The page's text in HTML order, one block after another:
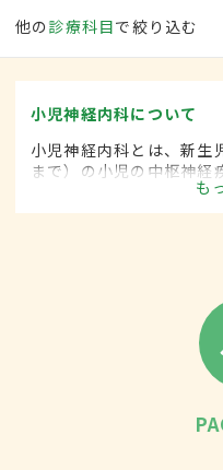
他の 診療科目で絞り込む
小児神経内科について
小児神経内科とは、新生
まで）の小児の中枢神経
経疾患を専門的に取り
4月の制度改正前は、小
も